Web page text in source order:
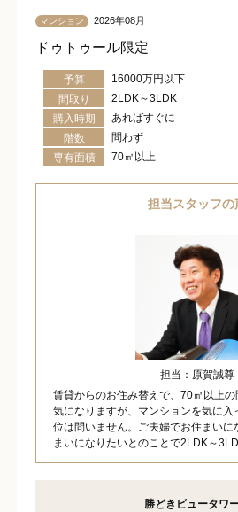
マンション 2026年08月
ドゥトゥール限定
予算
16000万円以下
間取り
2LDK～3LDK
購入時期
あればすぐに
階数
問わず
専有面積
70㎡以上
担当スタッフの
担当：原賀誠尊
賃貸からのお住み替えで、70㎡以上
気になりますが、マンションを気に入
位は問いません。ご夫婦でお住まいに
まいになりたいとのことで2LDK～
勝どきビュータワ